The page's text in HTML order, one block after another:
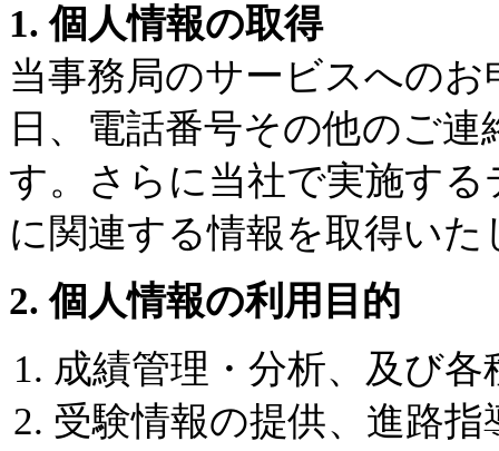
1. 個人情報の取得
当事務局のサービスへの
日、電話番号その他のご
す。さらに当社で実施す
に関連する情報を取得いた
2. 個人情報の利用目的
成績管理・分析、及び各
受験情報の提供、進路